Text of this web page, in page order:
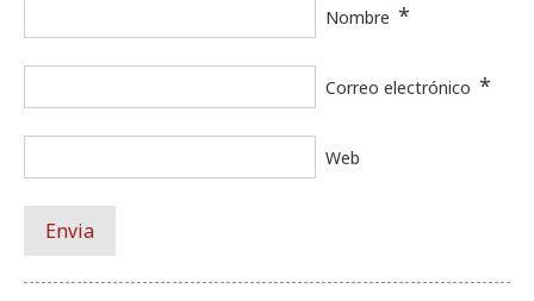
Nombre *
Correo electrónico *
Web